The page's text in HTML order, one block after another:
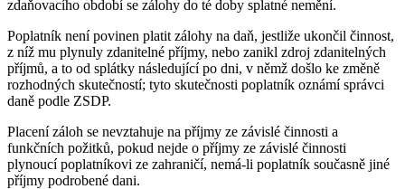
zdaňovacího období se zálohy do té doby splatné nemění.
Poplatník není povinen platit zálohy na daň, jestliže ukončil činnost,
z níž mu plynuly zdanitelné příjmy, nebo zanikl zdroj zdanitelných
příjmů, a to od splátky následující po dni, v němž došlo ke změně
rozhodných skutečností; tyto skutečnosti poplatník oznámí správci
daně podle ZSDP.
Placení záloh se nevztahuje na příjmy ze závislé činnosti a
funkčních požitků, pokud nejde o příjmy ze závislé činnosti
plynoucí poplatníkovi ze zahraničí, nemá-li poplatník současně jiné
příjmy podrobené dani.